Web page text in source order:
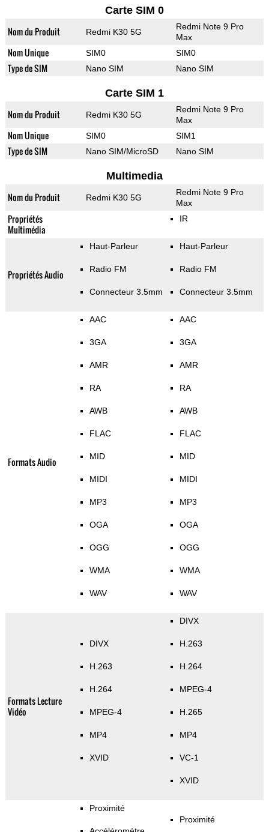
Carte SIM 0
Nom du Produit Redmi K30 5G
Redmi Note 9 Pro
Max
Nom Unique SIM0 SIM0
Type de SIM Nano SIM Nano SIM
Carte SIM 1
Nom du Produit Redmi K30 5G
Redmi Note 9 Pro
Max
Nom Unique SIM0 SIM1
Type de SIM Nano SIM/MicroSD Nano SIM
Multimedia
Nom du Produit Redmi K30 5G
Redmi Note 9 Pro
Max
Propriétés
Multimédia
IR
Propriétés Audio
Haut-Parleur
Radio FM
Connecteur 3.5mm
Haut-Parleur
Radio FM
Connecteur 3.5mm
Formats Audio
AAC
3GA
AMR
RA
AWB
FLAC
MID
MIDI
MP3
OGA
OGG
WMA
WAV
AAC
3GA
AMR
RA
AWB
FLAC
MID
MIDI
MP3
OGA
OGG
WMA
WAV
Formats Lecture
Vidéo
DIVX
H.263
H.264
MPEG-4
MP4
XVID
DIVX
H.263
H.264
MPEG-4
H.265
MP4
VC-1
XVID
Proximité
Proximité